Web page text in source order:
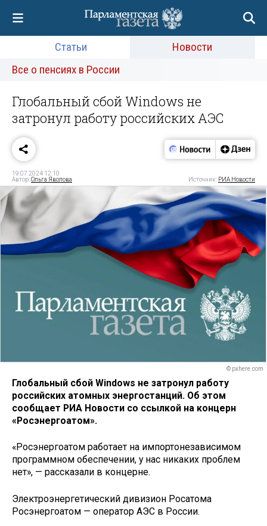
Статьи
Новости
Все о пенсиях в России
Глобальный сбой Windows не
затронул работу российских АЭС
19.07.2024 12:10
Автор:Ольга Яволова Источник: РИА Новости
© pxhere.com
Глобальный сбой Windows не затронул работу
российских атомных энергостанций. Об этом
сообщает РИА Новости со ссылкой на концерн
«Росэнергоатом».
«Росэнергоатом работает на импортонезависимом
программном обеспечении, у нас никаких проблем
нет», — рассказали в концерне.
Электроэнергетический дивизион Росатома
Росэнергоатом — оператор АЭС в России.